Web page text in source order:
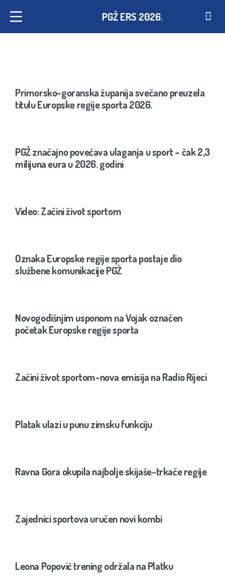
PGŽ ERS 2026.
Primorsko-goranska županija svečano preuzela
titulu Europske regije sporta 2026.
PGŽ značajno povećava ulaganja u sport – čak 2,3
milijuna eura u 2026. godini
Video: Začini život sportom
Oznaka Europske regije sporta postaje dio
službene komunikacije PGŽ
Novogodišnjim usponom na Vojak označen
početak Europske regije sporta
Začini život sportom-nova emisija na Radio Rijeci
Platak ulazi u punu zimsku funkciju
Ravna Gora okupila najbolje skijaše-trkače regije
Zajednici sportova uručen novi kombi
Leona Popović trening održala na Platku